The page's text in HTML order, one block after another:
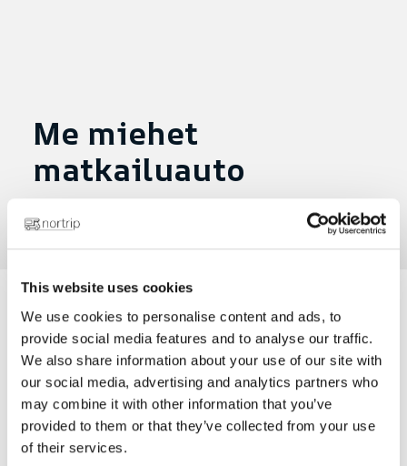
This website uses cookies
We use cookies to personalise content and ads, to
provide social media features and to analyse our traffic.
We also share information about your use of our site with
our social media, advertising and analytics partners who
may combine it with other information that you’ve
provided to them or that they’ve collected from your use
of their services.
Me miehet
matkailuauto
Lähetetty toukokuu 17, 2024 osoitteessa
Lehti 5.11.21